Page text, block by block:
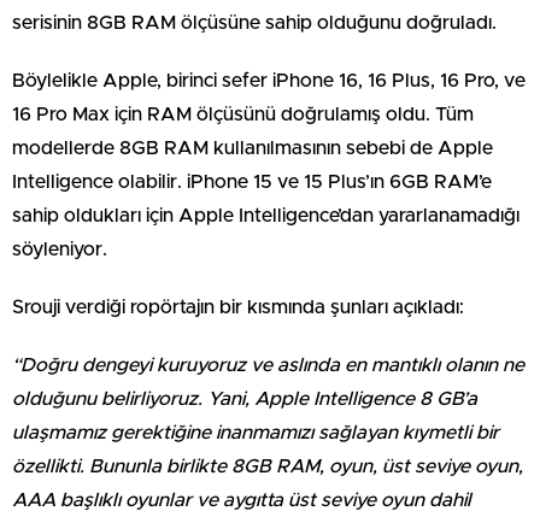
serisinin 8GB RAM ölçüsüne sahip olduğunu doğruladı.
Böylelikle Apple, birinci sefer iPhone 16, 16 Plus, 16 Pro, ve
16 Pro Max için RAM ölçüsünü doğrulamış oldu. Tüm
modellerde 8GB RAM kullanılmasının sebebi de Apple
Intelligence olabilir. iPhone 15 ve 15 Plus’ın 6GB RAM’e
sahip oldukları için Apple Intelligence’dan yararlanamadığı
söyleniyor.
Srouji verdiği ropörtajın bir kısmında şunları açıkladı:
“Doğru dengeyi kuruyoruz ve aslında en mantıklı olanın ne
olduğunu belirliyoruz. Yani, Apple Intelligence 8 GB’a
ulaşmamız gerektiğine inanmamızı sağlayan kıymetli bir
özellikti. Bununla birlikte 8GB RAM, oyun, üst seviye oyun,
AAA başlıklı oyunlar ve aygıtta üst seviye oyun dahil